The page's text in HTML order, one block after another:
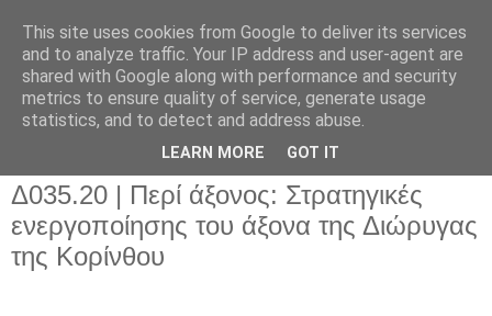
Δ035.20 | Περί άξονος: Στρατηγικές
ενεργοποίησης του άξονα της Διώρυγας
της Κορίνθου
This site uses cookies from Google to deliver its services
and to analyze traffic. Your IP address and user-agent are
shared with Google along with performance and security
metrics to ensure quality of service, generate usage
statistics, and to detect and address abuse.
LEARN MORE GOT IT